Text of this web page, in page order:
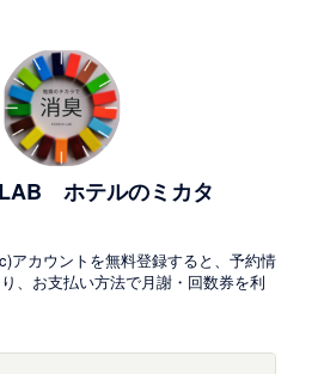
ホテルのミカタ
アカウントを無料登録すると、予約情
、お支払い方法で月謝・回数券を利